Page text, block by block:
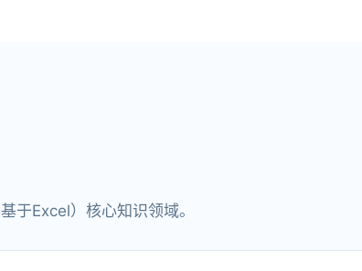
于Excel）核心知识领域。